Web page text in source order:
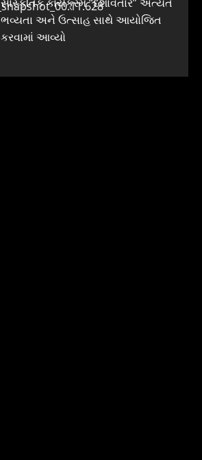
ભવ્યતા અને ઉત્સાહ સાથે આયોજિત
કરવામાં આવ્યો